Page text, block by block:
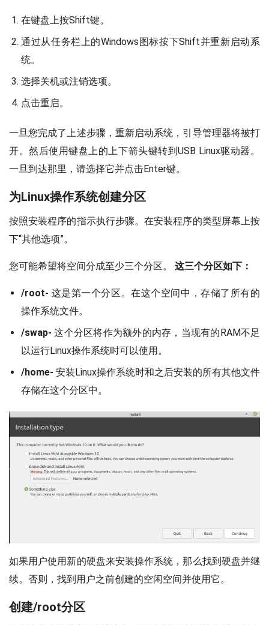
在键盘上按Shift键。
通过从任务栏上的Windows图标按下Shift并重新启动系
统。
选择关机或注销选项。
点击重启。
一旦您完成了上述步骤，重新启动系统，引导管理器将被打
开。然后使用键盘上的上下箭头键转到USB Linux驱动器。
一旦到达那里，请选择它并点击Enter键。
为Linux操作系统创建分区
按照安装程序的指示执行步骤。在安装程序的类型屏幕上按
下“其他选项”。
您可能希望将空间分成至少三个分区。 这三个分区如下：
/root- 这是第一个分区。在这个空间中，存储了所有的
操作系统文件。
/swap- 这个分区将作为额外的内存，当现有的RAM不足
以运行Linux操作系统时可以使用。
/home- 安装Linux操作系统时和之后安装的所有其他文件
存储在这个分区中。
如果用户使用新的硬盘来安装操作系统，那么找到硬盘并继
续。否则，找到用户之前创建的空闲空间并使用它。
创建/root分区